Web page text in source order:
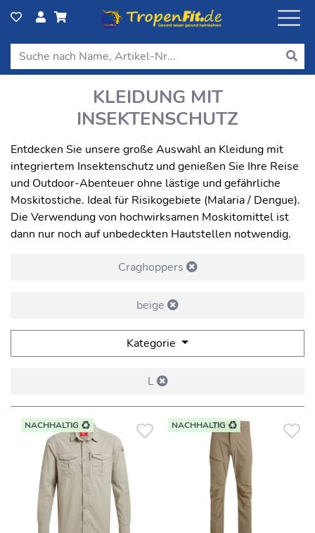
KLEIDUNG MIT
INSEKTENSCHUTZ
Entdecken Sie unsere große Auswahl an Kleidung mit
integriertem Insektenschutz und genießen Sie Ihre Reise
und Outdoor-Abenteuer ohne lästige und gefährliche
Moskitostiche. Ideal für Risikogebiete (Malaria / Dengue).
Die Verwendung von hochwirksamen Moskitomittel ist
dann nur noch auf unbedeckten Hautstellen notwendig.
Craghoppers
beige
Kategorie
L
NACHHALTIG NACHHALTIG